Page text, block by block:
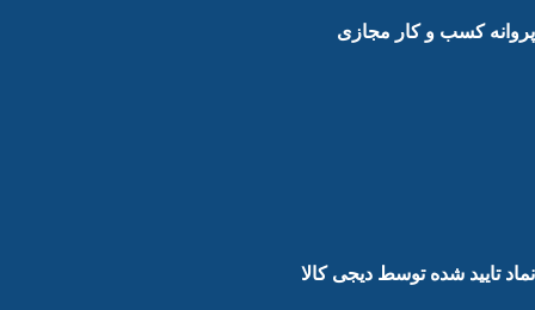
پروانه کسب و کار مجازی
نماد تایید شده توسط دیجی کالا